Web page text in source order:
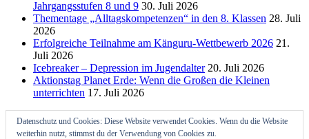
Jahrgangsstufen 8 und 9 30. Juli 2026
Thementage „Alltagskompetenzen“ in den 8. Klassen 28. Juli
2026
Erfolgreiche Teilnahme am Känguru-Wettbewerb 2026 21.
Juli 2026
Icebreaker – Depression im Jugendalter 20. Juli 2026
Aktionstag Planet Erde: Wenn die Großen die Kleinen
unterrichten 17. Juli 2026
Datenschutz und Cookies: Diese Website verwendet Cookies. Wenn du die Website
weiterhin nutzt, stimmst du der Verwendung von Cookies zu.